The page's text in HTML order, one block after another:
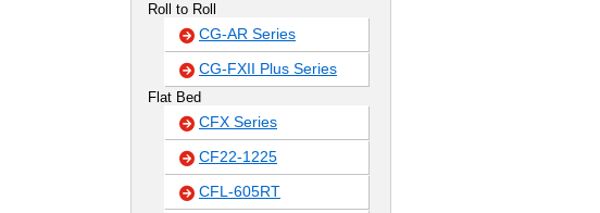
Roll to Roll
CG-AR Series
CG-FXII Plus Series
Flat Bed
CFX Series
CF22-1225
CFL-605RT